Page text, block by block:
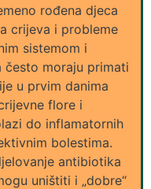
rođena djeca
crijeva i probleme
sistemom i
često moraju primati
u prvim danima
flore i
do inflamatornih
bolestima.
antibiotika
uništiti i „dobre“